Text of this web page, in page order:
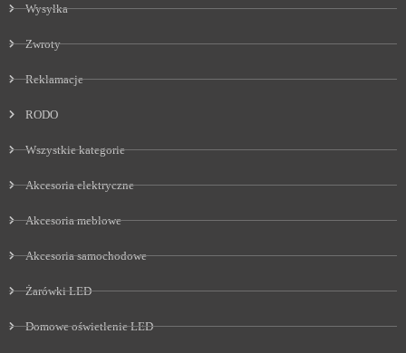
Wysyłka
Zwroty
Reklamacje
RODO
Wszystkie kategorie
Akcesoria elektryczne
Akcesoria meblowe
Akcesoria samochodowe
Żarówki LED
Domowe oświetlenie LED